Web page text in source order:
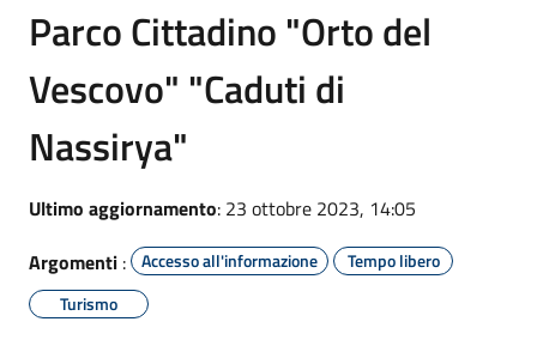
Parco Cittadino "Orto del
Vescovo" "Caduti di
Nassirya"
Ultimo aggiornamento: 23 ottobre 2023, 14:05
Argomenti : Accesso all'informazione
Tempo libero
Turismo